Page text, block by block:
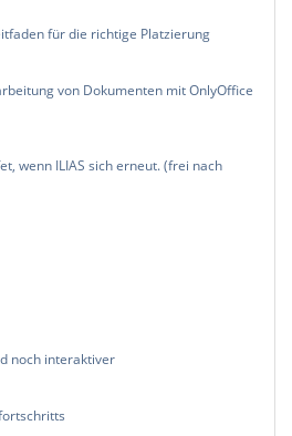
für die richtige Platzierung
von Dokumenten mit OnlyOffice
wenn ILIAS sich erneut. (frei nach
noch interaktiver